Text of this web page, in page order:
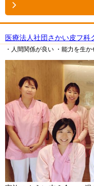
医療法人社団さかい皮フ科
・人間関係が良い ・能力を生か